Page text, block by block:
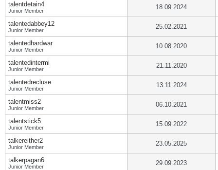
talentdetain4
Junior Member 18.09.2024
talentedabbey12
Junior Member 25.02.2021
talentedhardwar
Junior Member 10.08.2020
talentedintermi
Junior Member 21.11.2020
talentedrecluse
Junior Member 13.11.2024
talentmiss2
Junior Member 06.10.2021
talentstick5
Junior Member 15.09.2022
talkereither2
Junior Member 23.05.2025
talkerpagan6
Junior Member 29.09.2023